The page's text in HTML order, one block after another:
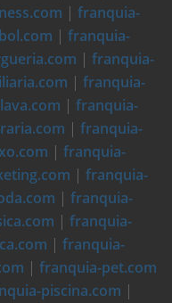
| franquia-
| franquia-
| franquia-
| franquia-
| franquia-
| franquia-
| franquia-
| franquia-
| franquia-
| franquia-
| franquia-
| franquia-pet.com
piscina.com |